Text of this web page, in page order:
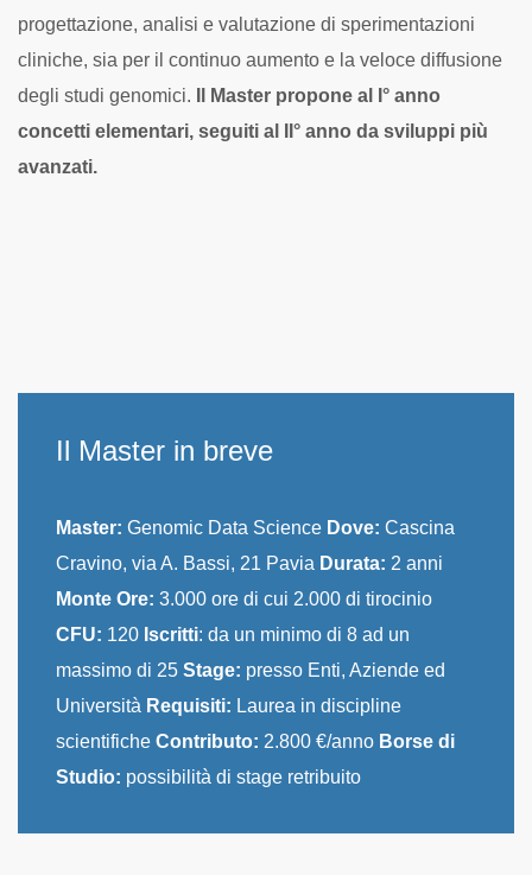
progettazione, analisi e valutazione di sperimentazioni
cliniche, sia per il continuo aumento e la veloce diffusione
degli studi genomici.
Il Master propone al I° anno
concetti elementari, seguiti al II° anno da sviluppi più
avanzati.
Il Master in breve
Master: Genomic Data Science Dove: Cascina
Cravino, via A. Bassi, 21 Pavia Durata: 2 anni
Monte Ore: 3.000 ore di cui 2.000 di tirocinio
CFU: 120 Iscritti: da un minimo di 8 ad un
massimo di 25 Stage: presso Enti, Aziende ed
Università Requisiti: Laurea in discipline
scientifiche Contributo: 2.800 €/anno Borse di
Studio: possibilità di stage retribuito